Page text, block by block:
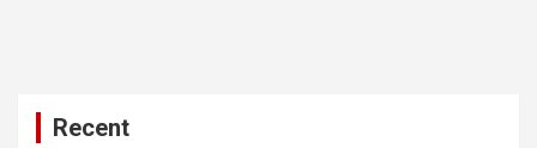
Recent